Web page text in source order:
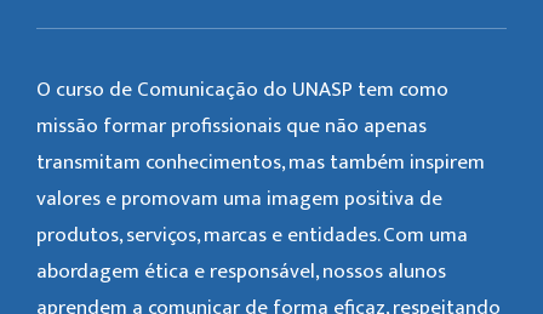
O curso de Comunicação do UNASP tem como
missão formar profissionais que não apenas
transmitam conhecimentos, mas também inspirem
valores e promovam uma imagem positiva de
produtos, serviços, marcas e entidades. Com uma
abordagem ética e responsável, nossos alunos